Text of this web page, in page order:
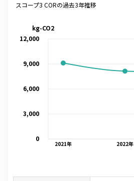
スコープ3 CORの過去3年推移
2021年 2022年
0
3,000
6,000
9,000
12,000
kg-CO2